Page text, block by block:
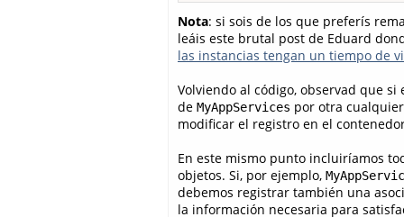
Nota: si sois de los que preferís
leáis este brutal post de Eduard
las instancias tengan un tiempo de
Volviendo al código, observad que
de MyAppServices por otra
modificar el registro en el
En este mismo punto incluiríamos
objetos. Si, por ejemplo,
debemos registrar también una
la información necesaria para